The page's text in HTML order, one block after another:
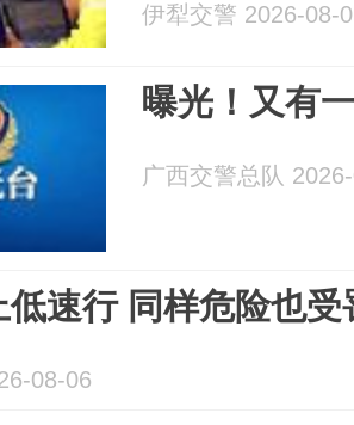
伊犁交警 2026-08-
曝光！又有
广西交警总队
低速行 同样危险也受
08-06